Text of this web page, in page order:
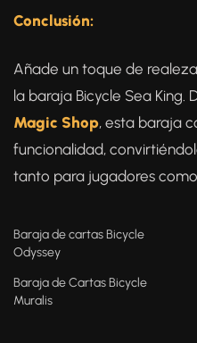
Conclusión:
Añade un toque de
la baraja Bicycle Sea King.
Magic Shop, esta baraja
funcionalidad,
tanto para jugadores
Baraja de cartas Bicycle
Odyssey
Baraja de Cartas Bicycle
Muralis